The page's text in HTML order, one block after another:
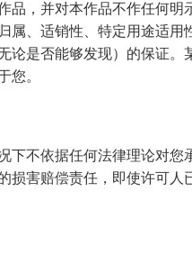
品，并对本作品不作任何明
属、适销性、特定用途适用
论是否能够发现）的保证。
您。
下不依据任何法律理论对您
损害赔偿责任，即使许可人